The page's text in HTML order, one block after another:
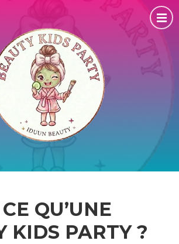
QU’UNE
KIDS PARTY ?